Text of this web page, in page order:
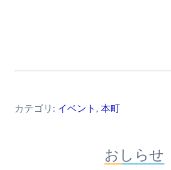
カテゴリ: イベント , 本町
おしらせ